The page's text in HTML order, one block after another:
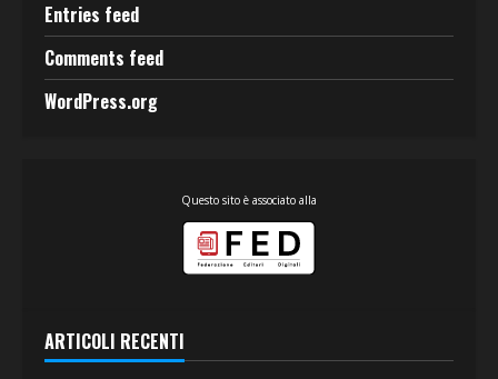
Entries feed
Comments feed
WordPress.org
Questo sito è associato alla
ARTICOLI RECENTI